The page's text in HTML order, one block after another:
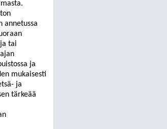
annetussa
tai
ja
mukaisesti
ja
tärkeää